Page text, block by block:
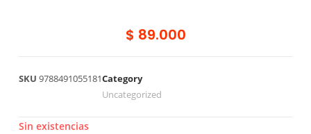
$ 89.000
SKU 9788491055181Category
Uncategorized
Sin existencias